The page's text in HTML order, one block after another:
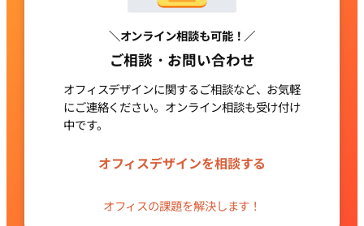
＼オンライン相談も可能！／
ご相談・お問い合わせ
オフィスデザインに関するご相談など、お気軽
にご連絡ください。 オンライン相談も受け付け
中です。
オフィスデザインを相談する
オフィスの課題を解決します！
ル